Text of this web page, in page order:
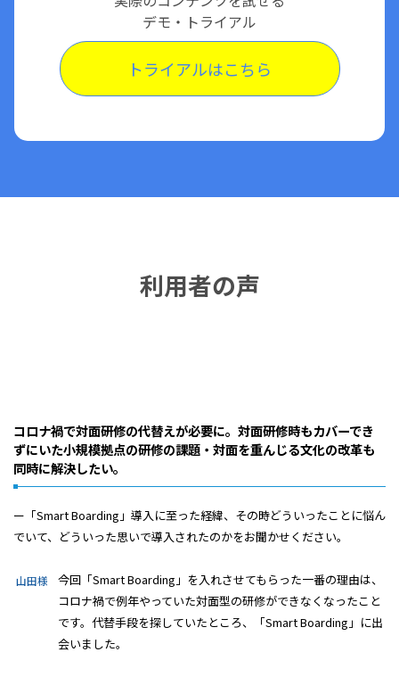
デモ・トライアル
トライアルはこちら
利用者の声
コロナ禍で対面研修の代替えが必要に。対面研修時もカバーでき
ずにいた小規模拠点の研修の課題・対面を重んじる文化の改革も
同時に解決したい。
ー「Smart Boarding」導入に至った経緯、その時どういったことに悩ん
でいて、どういった思いで導入されたのかをお聞かせください。
山田様
今回「Smart Boarding」を入れさせてもらった一番の理由は、
コロナ禍で例年やっていた対面型の研修ができなくなったこと
です。代替手段を探していたところ、「Smart Boarding」に出
会いました。